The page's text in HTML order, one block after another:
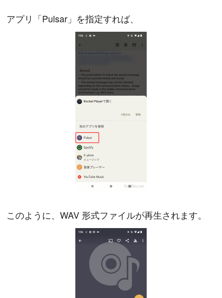
アプリ「Pulsar」を指定すれば、
このように、WAV 形式ファイルが再生されます。